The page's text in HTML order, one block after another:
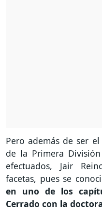
Pero además de ser
de la Primera
efectuados, Jair
facetas, pues se
en uno de los
Cerrado con la